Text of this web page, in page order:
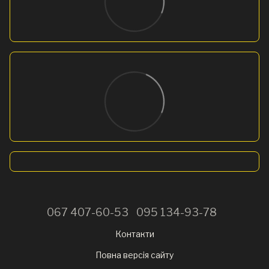
067 407-60-53 095 134-93-78
Контакти
Повна версія сайту